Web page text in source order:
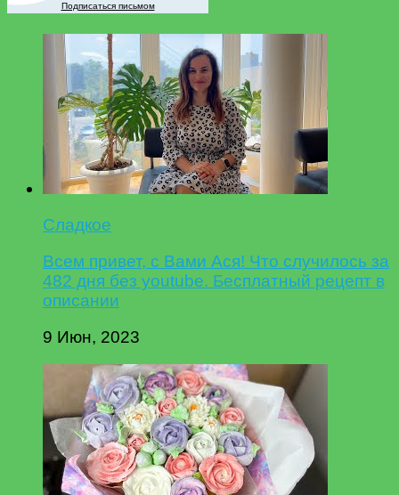
Подписаться письмом
Сладкое
Всем привет, с Вами Ася! Что случилось за
482 дня без youtube. Бесплатный рецепт в
описании
9 Июн, 2023